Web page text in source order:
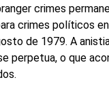
crimes
crimes políticos
de 1979. A
perpetua, o que